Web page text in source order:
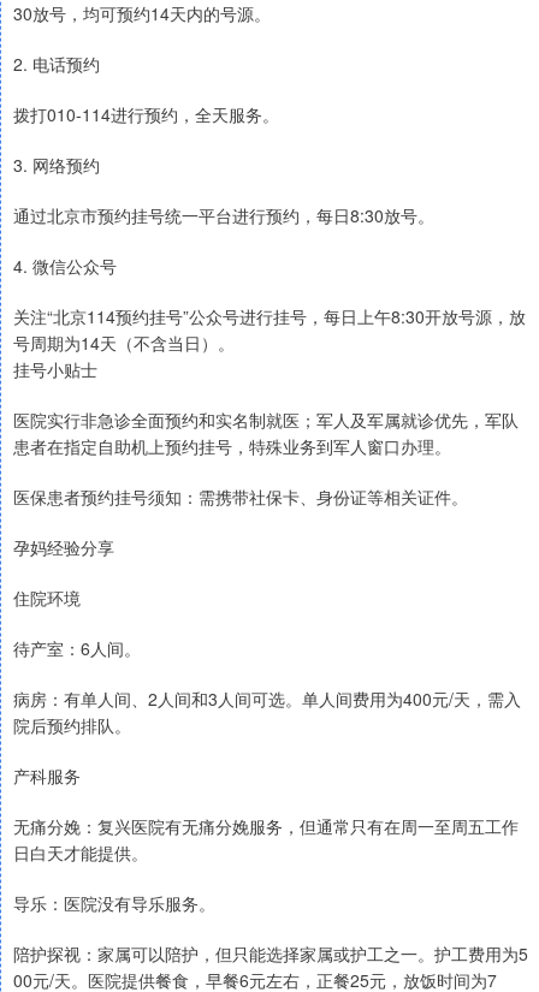
30放号，均可预约14天内的号源。
2. 电话预约
拨打010-114进行预约，全天服务。
3. 网络预约
通过北京市预约挂号统一平台进行预约，每日8:30放号。
4. 微信公众号
关注“北京114预约挂号”公众号进行挂号，每日上午8:30开放号源，放
号周期为14天（不含当日）。
挂号小贴士
医院实行非急诊全面预约和实名制就医；军人及军属就诊优先，军队
患者在指定自助机上预约挂号，特殊业务到军人窗口办理。
医保患者预约挂号须知：需携带社保卡、身份证等相关证件。
孕妈经验分享
住院环境
待产室：6人间。
病房：有单人间、2人间和3人间可选。单人间费用为400元/天，需入
院后预约排队。
产科服务
无痛分娩：复兴医院有无痛分娩服务，但通常只有在周一至周五工作
日白天才能提供。
导乐：医院没有导乐服务。
陪护探视：家属可以陪护，但只能选择家属或护工之一。护工费用为5
00元/天。医院提供餐食，早餐6元左右，正餐25元，放饭时间为7